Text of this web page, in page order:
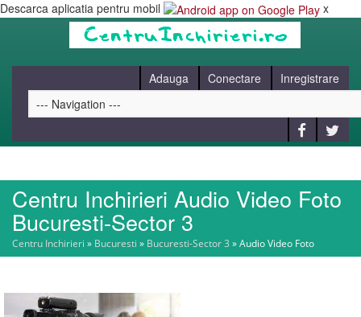
Descarca aplicatia pentru mobil x
Adauga Conectare Inregistrare
HOME
CAUT
BLOG
Centru Inchirieri Audio Video Foto
Bucuresti-Sector 3
Centru Inchirieri » Bucuresti » Bucuresti-Sector 3 »Audio Video Foto